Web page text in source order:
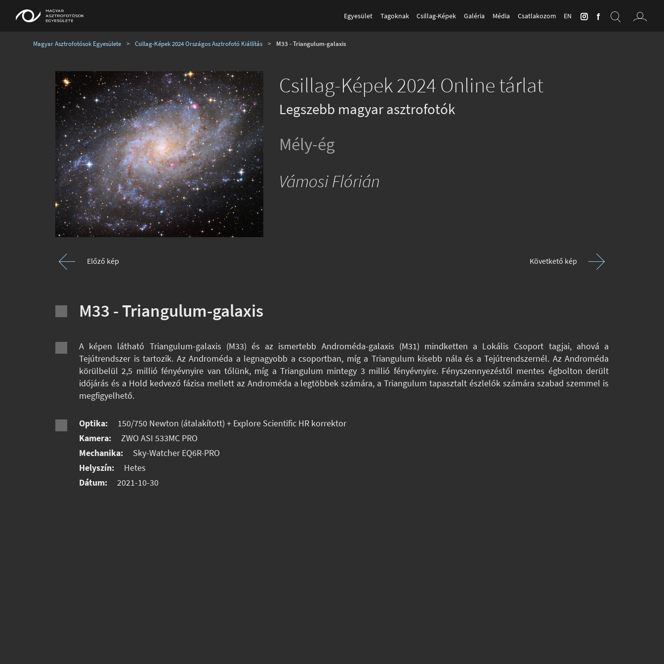
Egyesület Tagoknak Csillag-Képek Galéria Média Csatlakozom EN
Magyar Asztrofotósok Egyesülete > Csillag-Képek 2024 Országos Asztrofotó Kiállítás > M33 - Triangulum-galaxis
Csillag-Képek 2024 Online tárlat
Legszebb magyar asztrofotók
Mély-ég
Vámosi Flórián
Előző kép Követkető kép
M33 - Triangulum-galaxis
A képen látható Triangulum-galaxis (M33) és az ismertebb Androméda-galaxis (M31) mindketten a Lokális Csoport tagjai, ahová a
Tejútrendszer is tartozik. Az Androméda a legnagyobb a csoportban, míg a Triangulum kisebb nála és a Tejútrendszernél. Az Androméda
körülbelül 2,5 millió fényévnyire van tőlünk, míg a Triangulum mintegy 3 millió fényévnyire. Fényszennyezéstől mentes égbolton derült
időjárás és a Hold kedvező fázisa mellett az Androméda a legtöbbek számára, a Triangulum tapasztalt észlelők számára szabad szemmel is
megfigyelhető.
Optika:
150/750 Newton (átalakított) + Explore Scientific HR korrektor
Kamera:
ZWO ASI 533MC PRO
Mechanika:
Sky-Watcher EQ6R-PRO
Helyszín:
Hetes
Dátum:
2021-10-30